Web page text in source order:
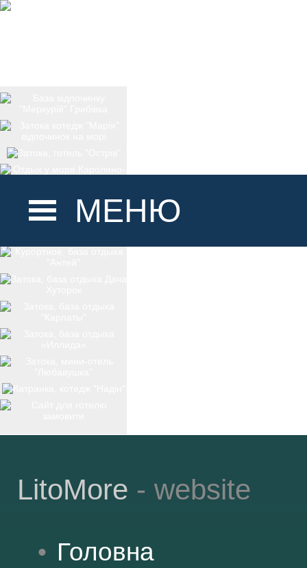
МЕНЮ
LitoMore - website
Головна